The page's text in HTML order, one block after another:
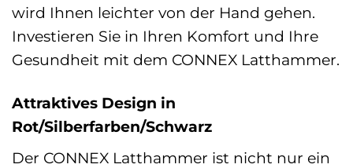
wird Ihnen leichter von der Hand gehen.
Investieren Sie in Ihren Komfort und Ihre
Gesundheit mit dem CONNEX Latthammer.
Attraktives Design in
Rot/Silberfarben/Schwarz
Der CONNEX Latthammer ist nicht nur ein